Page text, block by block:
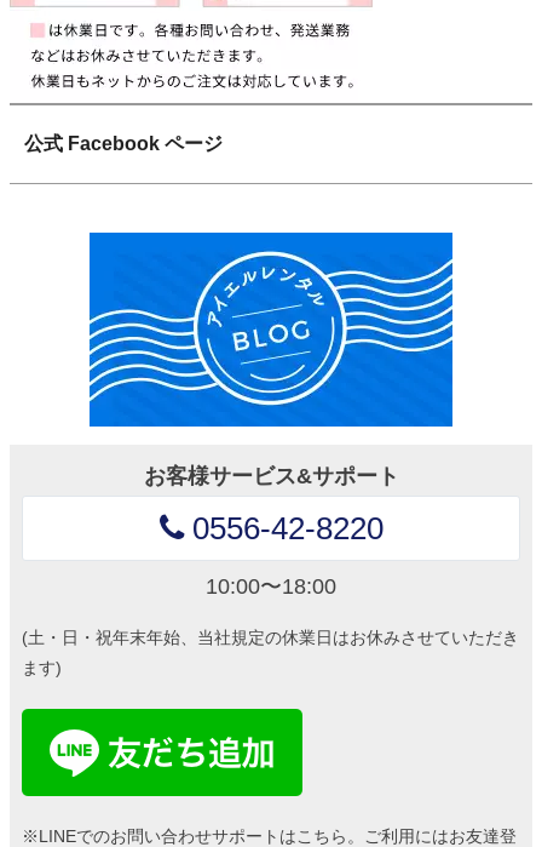
公式 Facebook ページ
お客様サービス&サポート
0556-42-8220
10:00〜18:00
(土・日・祝年末年始、当社規定の休業日はお休みさせていただき
ます)
※LINEでのお問い合わせサポートはこちら。ご利用にはお友達登